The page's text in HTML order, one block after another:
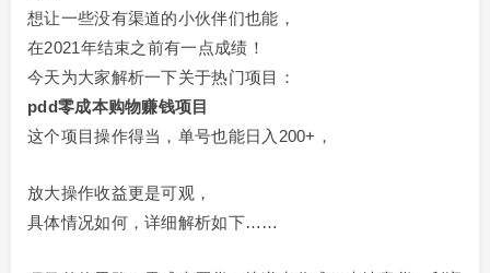
想让一些没有渠道的小伙伴们也能，
在2021年结束之前有一点成绩！
今天为大家解析一下关于热门项目：
pdd零成本购物赚钱项目
这个项目操作得当，单号也能日入200+，
放大操作收益更是可观，
具体情况如何，详细解析如下……